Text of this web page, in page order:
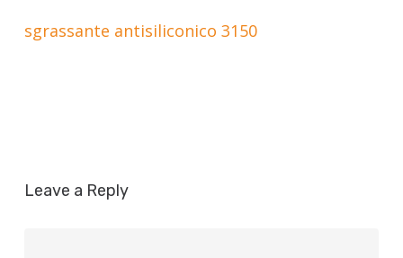
sgrassante antisiliconico 3150
Leave a Reply